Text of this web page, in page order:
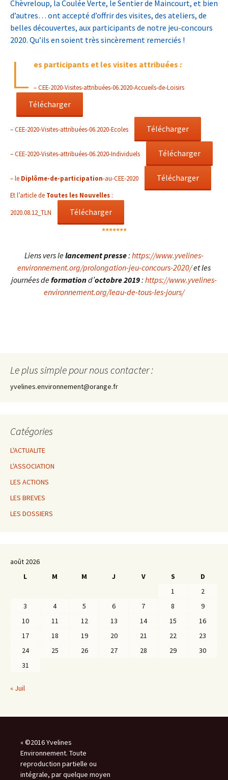
Chèvreloup, la Coulée Verte, le Sentier de Maincourt, et bien
d’autres… ont accepté d’offrir des visites, des ateliers, de
belles découvertes, aux participants de notre jeu-concours
2020. Qu’ils en soient très sincèrement remerciés !
L es participants et les visites attribuées :
– CEE-2020-Visites-attribuées-06.2020-Accueils-de-Loisirs
Télécharger
– CEE-2020-Visites-attribuées-06.2020-Ecoles Télécharger
– CEE-2020-Visites-attribuées-06.2020-Individuels Télécharger
– le Diplôme-de-participation-au-CEE-2020 Télécharger
Et l’article de Toutes les Nouvelles :
2020.08.12_TLN
Télécharger
*******
Liens vers lelancement presse: https://www.yvelines-
environnement.org/prolongation-jeu-concours-2020/et les
journées deformationd’octobre 2019: https://www.yvelines-
environnement.org/leau-de-tous-les-jours/
Le plus simple pour nous contacter :
yvelines.environnement@orange.fr
Catégories
L'ACTUALITE
L'ASSOCIATION
LES ACTIONS
LES BREVES
LES DOSSIERS
août 2026
L
M M J V S
D
1
2
3
4 5 6 7 8
9
10
11 12 13 14 15
16
17
18 19 20 21 22
23
24
25 26 27 28 29
30
31
« Juil
« ©2016 Yvelines
Environnement. Toute
reproduction partielle ou
intégrale, par quelque moyen